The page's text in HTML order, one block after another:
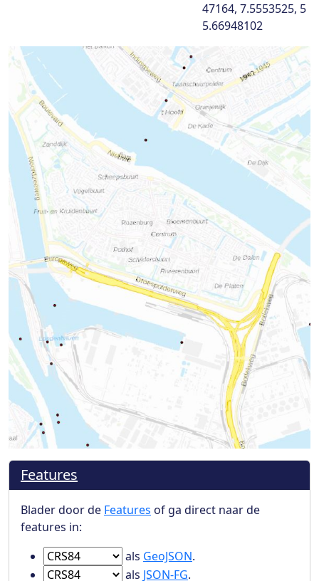
47164, 7.5553525, 5
5.66948102
Features
Blader door de Features of ga direct naar de
features in:
Ga naar Features in
als GeoJSON.
Ga naar Features in
als JSON-FG.